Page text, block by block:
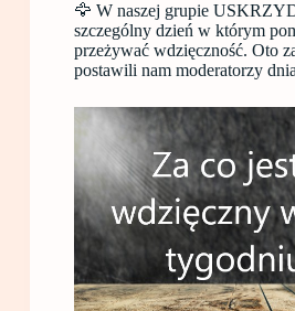
🦅 W naszej grupie
szczególny dzień w którym
przeżywać wdzięczność. Oto
postawili nam moderatorzy